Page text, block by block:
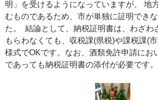
明」
を受けるようになっていますが、 地
むものであるため、市が単独に証明でき
た。 結論として、納税証明書は、わざわ
もらわなくても、 収税課(県税)や課税課(
様式でOKです。なお、酒類免許申請にお
であっても納税証明書の添付が必要です。